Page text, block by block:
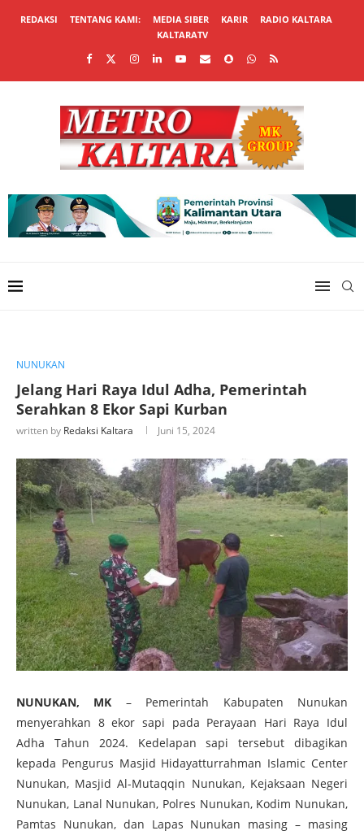
REDAKSI TENTANG KAMI: MEDIA SIBER KARIR
RADIO KALTARA
KALTARATV
NUNUKAN
Jelang Hari Raya Idul Adha, Pemerintah
Serahkan 8 Ekor Sapi Kurban
written by Redaksi Kaltara Juni 15, 2024
NUNUKAN, MK – Pemerintah Kabupaten Nunukan
menyerahkan 8 ekor sapi pada Perayaan Hari Raya Idul
Adha Tahun 2024. Kedelapan sapi tersebut dibagikan
kepada Pengurus Masjid Hidayatturrahman Islamic Center
Nunukan, Masjid Al-Mutaqqin Nunukan, Kejaksaan Negeri
Nunukan, Lanal Nunukan, Polres Nunukan, Kodim Nunukan,
Pamtas Nunukan, dan Lapas Nunukan masing – masing